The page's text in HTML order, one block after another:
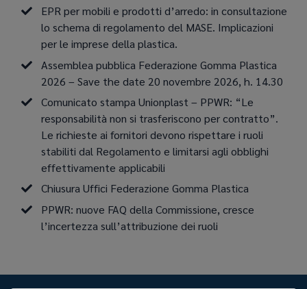
EPR per mobili e prodotti d’arredo: in consultazione
lo schema di regolamento del MASE. Implicazioni
per le imprese della plastica.
Assemblea pubblica Federazione Gomma Plastica
2026 – Save the date 20 novembre 2026, h. 14.30
Comunicato stampa Unionplast – PPWR: “Le
responsabilità non si trasferiscono per contratto”.
Le richieste ai fornitori devono rispettare i ruoli
stabiliti dal Regolamento e limitarsi agli obblighi
effettivamente applicabili
Chiusura Uffici Federazione Gomma Plastica
PPWR: nuove FAQ della Commissione, cresce
l’incertezza sull’attribuzione dei ruoli